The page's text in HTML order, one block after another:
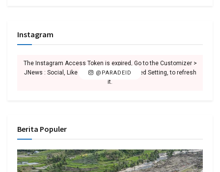
Instagram
@PARADEID
The Instagram Access Token is expired, Go to the Customizer >
JNews : Social, Like & View > Instagram Feed Setting, to refresh
it.
Berita Populer